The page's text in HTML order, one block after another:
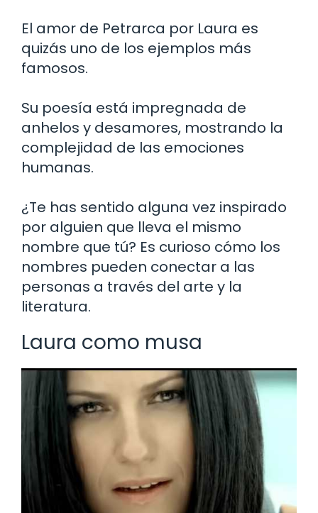
El amor de Petrarca por Laura es
quizás uno de los ejemplos más
famosos.
Su poesía está impregnada de
anhelos y desamores, mostrando la
complejidad de las emociones
humanas.
¿Te has sentido alguna vez inspirado
por alguien que lleva el mismo
nombre que tú? Es curioso cómo los
nombres pueden conectar a las
personas a través del arte y la
literatura.
Laura como musa